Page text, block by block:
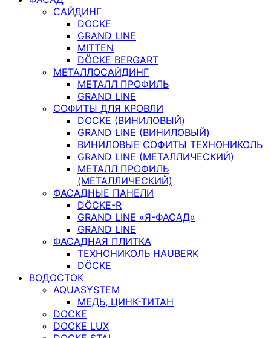
САЙДИНГ
DOCKE
GRAND LINE
MITTEN
DÖCKE BERGART
МЕТАЛЛОСАЙДИНГ
МЕТАЛЛ ПРОФИЛЬ
GRAND LINE
СОФИТЫ ДЛЯ КРОВЛИ
DOCKE (ВИНИЛОВЫЙ)
GRAND LINE (ВИНИЛОВЫЙ)
ВИНИЛОВЫЕ СОФИТЫ ТЕХНОНИКОЛЬ
GRAND LINE (МЕТАЛЛИЧЕСКИЙ)
МЕТАЛЛ ПРОФИЛЬ
(МЕТАЛЛИЧЕСКИЙ)
ФАСАДНЫЕ ПАНЕЛИ
DÖCKE-R
GRAND LINE «Я-ФАСАД»
GRAND LINE
ФАСАДНАЯ ПЛИТКА
ТЕХНОНИКОЛЬ HAUBERK
DÖCKE
ВОДОСТОК
AQUASYSTEM
МЕДЬ, ЦИНК-ТИТАН
DOCKE
DOCKE LUX